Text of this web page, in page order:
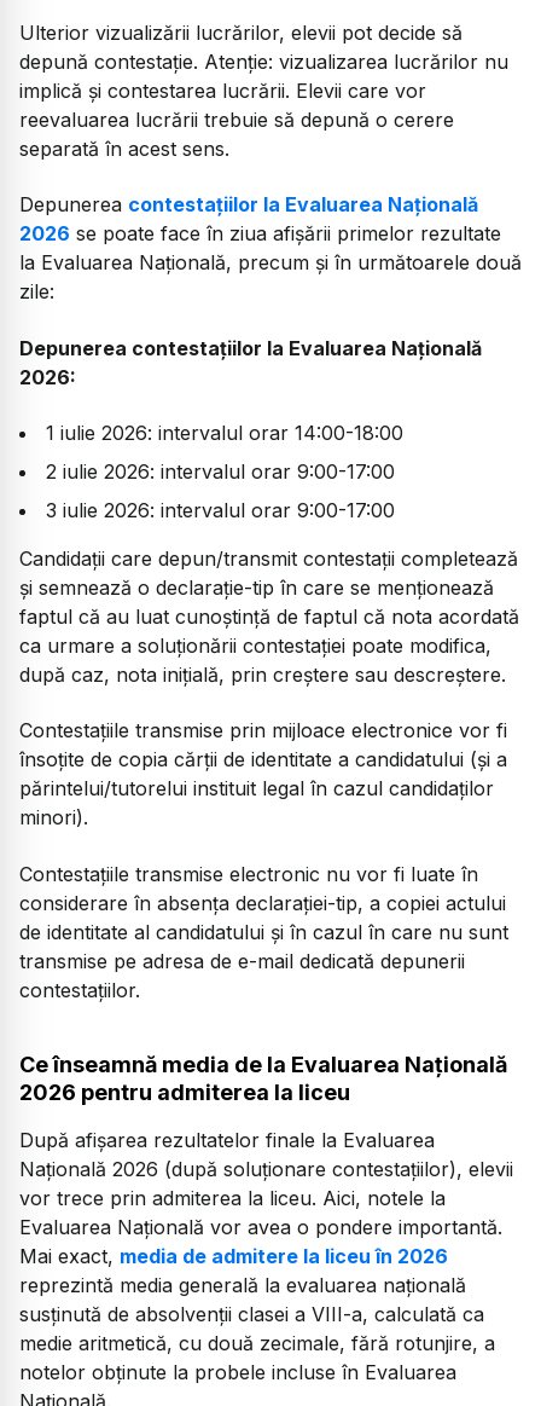
Ulterior vizualizării lucrărilor, elevii pot decide să
depună contestație. Atenție: vizualizarea lucrărilor nu
implică și contestarea lucrării. Elevii care vor
reevaluarea lucrării trebuie să depună o cerere
separată în acest sens.
Depunerea contestațiilor la Evaluarea Națională
2026 se poate face în ziua afișării primelor rezultate
la Evaluarea Națională, precum și în următoarele două
zile:
Depunerea contestațiilor la Evaluarea Națională
2026:
1 iulie 2026: intervalul orar 14:00-18:00
2 iulie 2026: intervalul orar 9:00-17:00
3 iulie 2026: intervalul orar 9:00-17:00
Candidații care depun/transmit contestații completează
și semnează o declarație-tip în care se menționează
faptul că au luat cunoștință de faptul că nota acordată
ca urmare a soluționării contestației poate modifica,
după caz, nota inițială, prin creștere sau descreștere.
Contestațiile transmise prin mijloace electronice vor fi
însoțite de copia cărții de identitate a candidatului (și a
părintelui/tutorelui instituit legal în cazul candidaților
minori).
Contestațiile transmise electronic nu vor fi luate în
considerare în absența declarației-tip, a copiei actului
de identitate al candidatului și în cazul în care nu sunt
transmise pe adresa de e-mail dedicată depunerii
contestațiilor.
Ce înseamnă media de la Evaluarea Națională
2026 pentru admiterea la liceu
După afișarea rezultatelor finale la Evaluarea
Națională 2026 (după soluționare contestațiilor), elevii
vor trece prin admiterea la liceu. Aici, notele la
Evaluarea Națională vor avea o pondere importantă.
Mai exact, media de admitere la liceu în 2026
reprezintă media generală la evaluarea națională
susținută de absolvenții clasei a VIII-a, calculată ca
medie aritmetică, cu două zecimale, fără rotunjire, a
notelor obținute la probele incluse în Evaluarea